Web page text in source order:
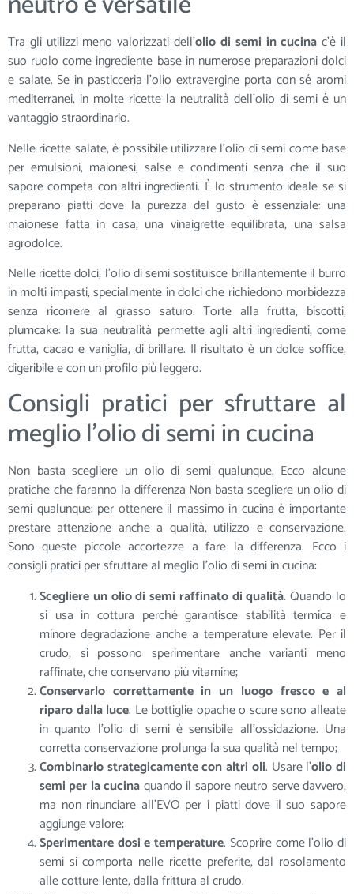
Tra gli utilizzi meno valorizzati dell’olio di semi in cucinac’è il
suo ruolo come ingrediente base in numerose preparazioni dolci
e salate. Se in pasticceria l’olio extravergine porta con sé aromi
mediterranei, in molte ricette la neutralità dell’olio di semi è un
vantaggio straordinario.
Nelle ricette salate, è possibile utilizzare l’olio di semi come base
per emulsioni, maionesi, salse e condimenti senza che il suo
sapore competa con altri ingredienti. È lo strumento ideale se si
preparano piatti dove la purezza del gusto è essenziale: una
maionese fatta in casa, una vinaigrette equilibrata, una salsa
agrodolce.
Nelle ricette dolci, l’olio di semi sostituisce brillantemente il burro
in molti impasti, specialmente in dolci che richiedono morbidezza
senza ricorrere al grasso saturo. Torte alla frutta, biscotti,
plumcake: la sua neutralità permette agli altri ingredienti, come
frutta, cacao e vaniglia, di brillare. Il risultato è un dolce soffice,
digeribile e con un profilo più leggero.
Consigli pratici per sfruttare al
meglio l’olio di semi in cucina
Non basta scegliere un olio di semi qualunque. Ecco alcune
pratiche che faranno la differenza Non basta scegliere un olio di
semi qualunque: per ottenere il massimo in cucina è importante
prestare attenzione anche a qualità, utilizzo e conservazione.
Sono queste piccole accortezze a fare la differenza. Ecco i
consigli pratici per sfruttare al meglio l’olio di semi in cucina:
Scegliere un olio di semi raffinato di qualità. Quando lo
si usa in cottura perché garantisce stabilità termica e
minore degradazione anche a temperature elevate. Per il
crudo, si possono sperimentare anche varianti meno
raffinate, che conservano più vitamine;
Conservarlo correttamente in un luogo fresco e al
riparo dalla luce. Le bottiglie opache o scure sono alleate
in quanto l’olio di semi è sensibile all’ossidazione. Una
corretta conservazione prolunga la sua qualità nel tempo;
Combinarlo strategicamente con altri oli. Usare l’olio di
semi per la cucinaquando il sapore neutro serve davvero,
ma non rinunciare all’EVO per i piatti dove il suo sapore
aggiunge valore;
Sperimentare dosi e temperature. Scoprire come l’olio di
semi si comporta nelle ricette preferite, dal rosolamento
alle cotture lente, dalla frittura al crudo.